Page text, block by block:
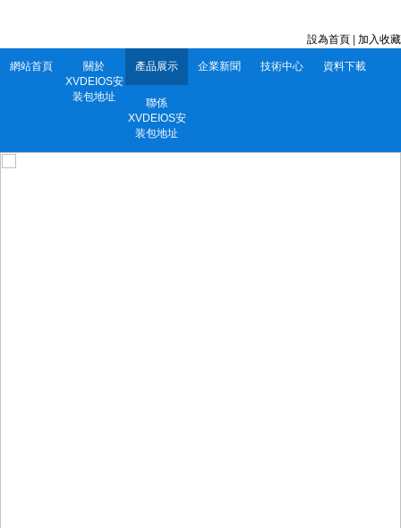
設為首頁 加入收藏
網站首頁
關於
XVDEIOS安
装包地址
產品展示 企業新聞 技術中心 資料下載
聯係
XVDEIOS安
装包地址